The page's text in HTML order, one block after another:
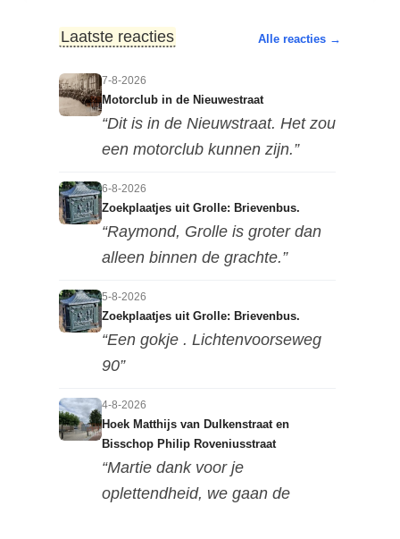
Laatste reacties Alle reacties →
7-8-2026
Motorclub in de Nieuwestraat
“Dit is in de Nieuwstraat. Het zou
een motorclub kunnen zijn.”
6-8-2026
Zoekplaatjes uit Grolle: Brievenbus.
“Raymond, Grolle is groter dan
alleen binnen de grachte.”
5-8-2026
Zoekplaatjes uit Grolle: Brievenbus.
“Een gokje . Lichtenvoorseweg
90”
4-8-2026
Hoek Matthijs van Dulkenstraat en
Bisschop Philip Roveniusstraat
“Martie dank voor je
oplettendheid, we gaan de